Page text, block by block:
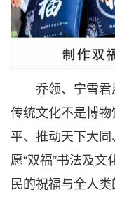
乔领、宁雪君
传统文化不是博
平、推动天下大同
愿“双福”书法及
民的祝福与全人